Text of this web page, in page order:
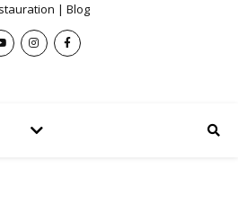
| Blog